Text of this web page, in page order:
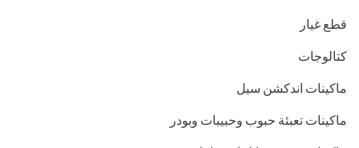
قطع غيار
كتالوجات
ماكينات اندكشن سيل
ماكينات تعبئة حبوب وحبيبات وبودر